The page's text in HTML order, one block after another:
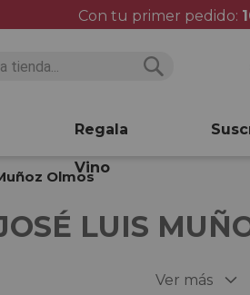
Con tu primer pedido:
Regala
Vino
Olmos
LUIS
Ver más